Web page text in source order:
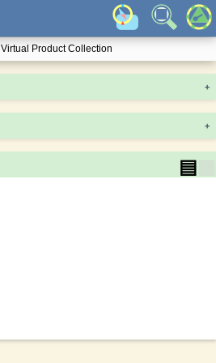
Virtual Product Collection
+
+
▤